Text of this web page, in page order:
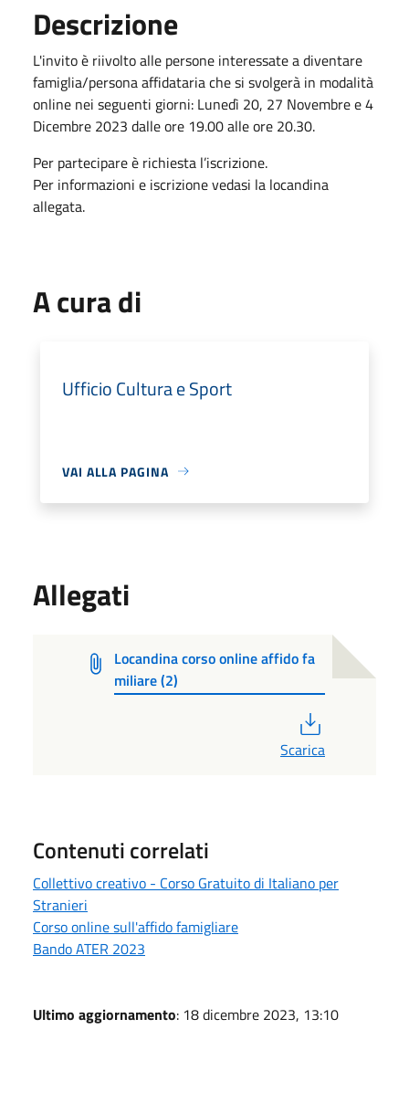
Descrizione
L'invito è riivolto alle persone interessate a diventare
famiglia/persona affidataria che si svolgerà in modalità
online nei seguenti giorni: Lunedì 20, 27 Novembre e 4
Dicembre 2023 dalle ore 19.00 alle ore 20.30.
Per partecipare è richiesta l’iscrizione.
Per informazioni e iscrizione vedasi la locandina
allegata.
A cura di
Ufficio Cultura e Sport
VAI ALLA PAGINA
Allegati
Locandina corso online affido fa
miliare (2)
Scarica
Contenuti correlati
Collettivo creativo - Corso Gratuito di Italiano per
Stranieri
Corso online sull'affido famigliare
Bando ATER 2023
Ultimo aggiornamento: 18 dicembre 2023, 13:10